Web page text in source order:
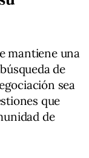
mantiene una
de
sea
que
de